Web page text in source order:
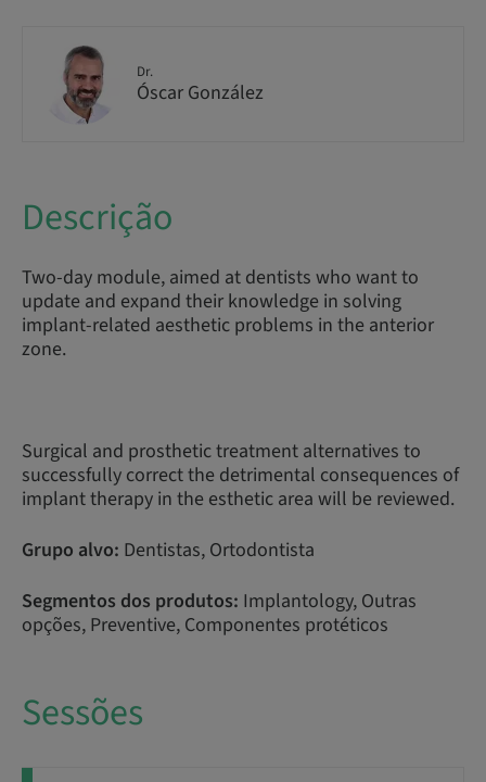
Dr.
Óscar González
Descrição
Two-day module, aimed at dentists who want to
update and expand their knowledge in solving
implant-related aesthetic problems in the anterior
zone.
Surgical and prosthetic treatment alternatives to
successfully correct the detrimental consequences of
implant therapy in the esthetic area will be reviewed.
Grupo alvo: Dentistas, Ortodontista
Segmentos dos produtos: Implantology, Outras
opções, Preventive, Componentes protéticos
Sessões